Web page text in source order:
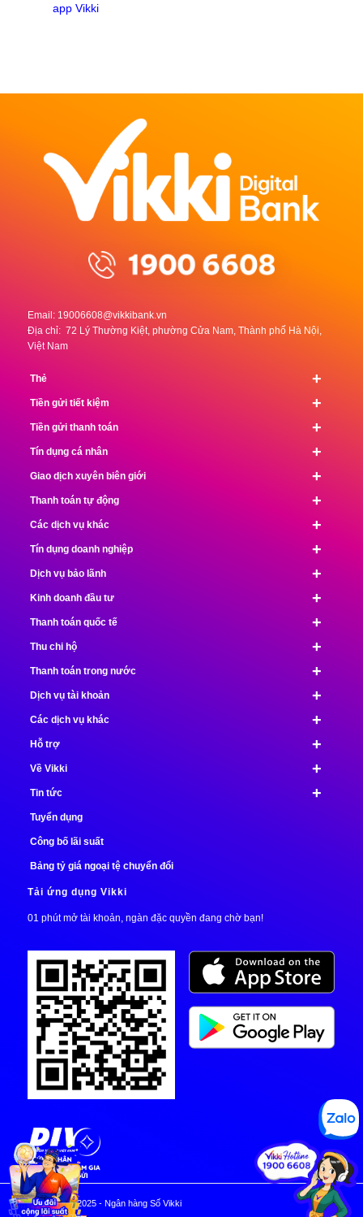
app Vikki
Email: 19006608@vikkibank.vn
Địa chỉ: 72 Lý Thường Kiệt, phường Cửa Nam, Thành phố Hà Nội,
Việt Nam
+
Thẻ
+
Tiền gửi tiết kiệm
+
Tiền gửi thanh toán
+
Tín dụng cá nhân
+
Giao dịch xuyên biên giới
+
Thanh toán tự động
+
Các dịch vụ khác
+
Tín dụng doanh nghiệp
+
Dịch vụ bảo lãnh
+
Kinh doanh đầu tư
+
Thanh toán quốc tế
+
Thu chi hộ
+
Thanh toán trong nước
+
Dịch vụ tài khoản
+
Các dịch vụ khác
+
Hỗ trợ
+
Về Vikki
+
Tin tức
Tuyển dụng
Công bố lãi suất
Bảng tỷ giá ngoại tệ chuyển đổi
Tải ứng dụng Vikki
01 phút mở tài khoản, ngàn đặc quyền đang chờ bạn!
© Copyright 2025 - Ngân hàng Số Vikki